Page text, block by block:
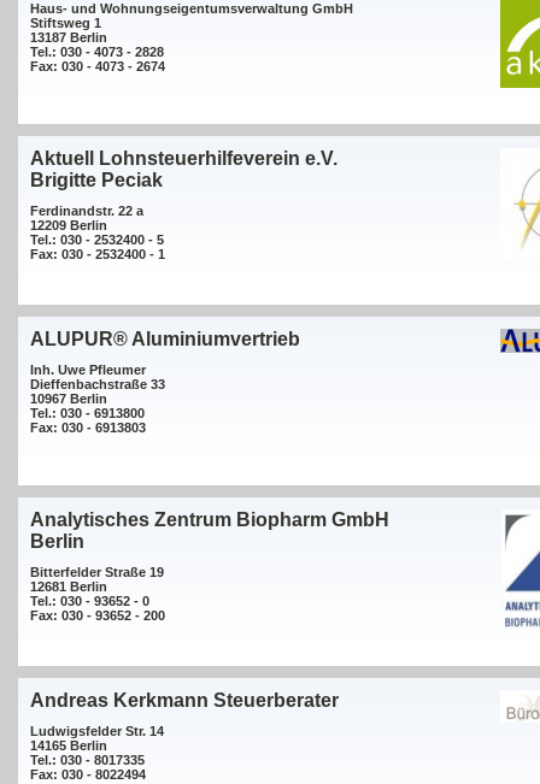
Haus- und Wohnungseigentumsverwaltung GmbH
Stiftsweg 1
13187 Berlin
Tel.: 030 - 4073 - 2828
Fax: 030 - 4073 - 2674
Aktuell Lohnsteuerhilfeverein e.V.
Brigitte Peciak
Ferdinandstr. 22 a
12209 Berlin
Tel.: 030 - 2532400 - 5
Fax: 030 - 2532400 - 1
ALUPUR® Aluminiumvertrieb
Inh. Uwe Pfleumer
Dieffenbachstraße 33
10967 Berlin
Tel.: 030 - 6913800
Fax: 030 - 6913803
Analytisches Zentrum Biopharm GmbH
Berlin
Bitterfelder Straße 19
12681 Berlin
Tel.: 030 - 93652 - 0
Fax: 030 - 93652 - 200
Andreas Kerkmann Steuerberater
Ludwigsfelder Str. 14
14165 Berlin
Tel.: 030 - 8017335
Fax: 030 - 8022494